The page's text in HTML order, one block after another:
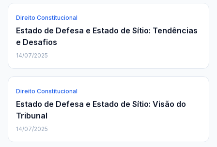
Direito Constitucional
Estado de Defesa e Estado de Sítio: Tendências
e Desafios
14/07/2025
Direito Constitucional
Estado de Defesa e Estado de Sítio: Visão do
Tribunal
14/07/2025